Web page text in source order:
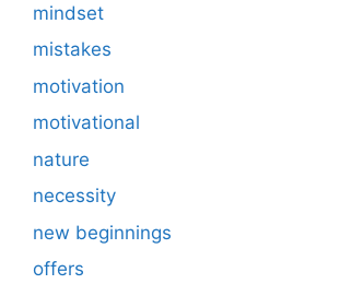
mindset
mistakes
motivation
motivational
nature
necessity
new beginnings
offers